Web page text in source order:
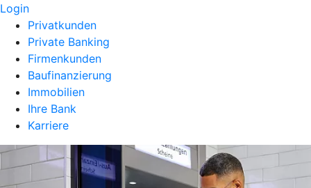
Login
Privatkunden
Private Banking
Firmenkunden
Baufinanzierung
Immobilien
Ihre Bank
Karriere